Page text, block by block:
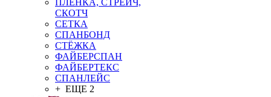
ПЛЁНКА, СТРЕЙЧ,
СКОТЧ
СЕТКА
СПАНБОНД
СТЁЖКА
ФАЙБЕРСПАН
ФАЙБЕРТЕКС
СПАНЛЕЙС
+ ЕЩЕ 2